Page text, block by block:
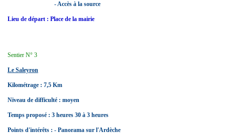
- Accès à la source
Lieu de départ : Place de la mairie
Sentier N° 3
Le Saleyron
Kilométrage : 7,5 Km
Niveau de difficulté : moyen
Temps proposé : 3 heures 30 à 3 heures
Points d'intérêts : - Panorama sur l'Ardèche